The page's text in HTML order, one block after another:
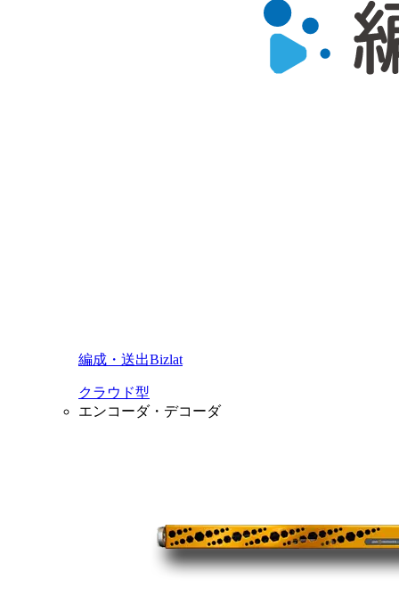
編成・送出Bizlat
クラウド型
エンコーダ・デコーダ